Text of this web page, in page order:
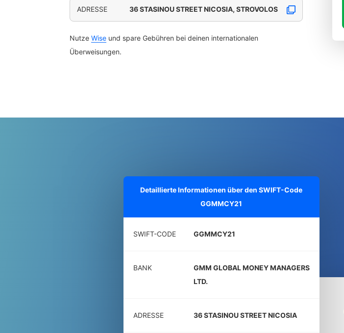
ADRESSE 36 STASINOU STREET NICOSIA, STROVOLOS
Nutze Wise und spare Gebühren bei deinen internationalen
Überweisungen.
Detaillierte Informationen über den SWIFT-Code
GGMMCY21
SWIFT-CODE GGMMCY21
BANK
GMM GLOBAL MONEY MANAGERS
LTD.
ADRESSE 36 STASINOU STREET NICOSIA